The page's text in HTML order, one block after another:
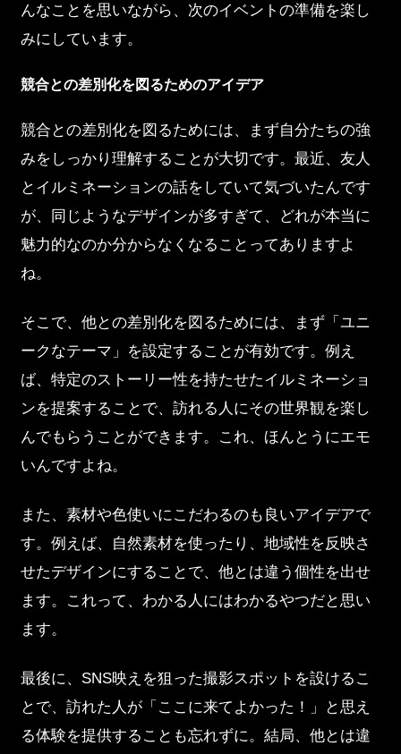
んなことを思いながら、次のイベントの準備を楽し
みにしています。
競合との差別化を図るためのアイデア
競合との差別化を図るためには、まず自分たちの強
みをしっかり理解することが大切です。最近、友人
とイルミネーションの話をしていて気づいたんです
が、同じようなデザインが多すぎて、どれが本当に
魅力的なのか分からなくなることってありますよ
ね。
そこで、他との差別化を図るためには、まず「ユニ
ークなテーマ」を設定することが有効です。例え
ば、特定のストーリー性を持たせたイルミネーショ
ンを提案することで、訪れる人にその世界観を楽し
んでもらうことができます。これ、ほんとうにエモ
いんですよね。
また、素材や色使いにこだわるのも良いアイデアで
す。例えば、自然素材を使ったり、地域性を反映さ
せたデザインにすることで、他とは違う個性を出せ
ます。これって、わかる人にはわかるやつだと思い
ます。
最後に、SNS映えを狙った撮影スポットを設けるこ
とで、訪れた人が「ここに来てよかった！」と思え
る体験を提供することも忘れずに。結局、他とは違